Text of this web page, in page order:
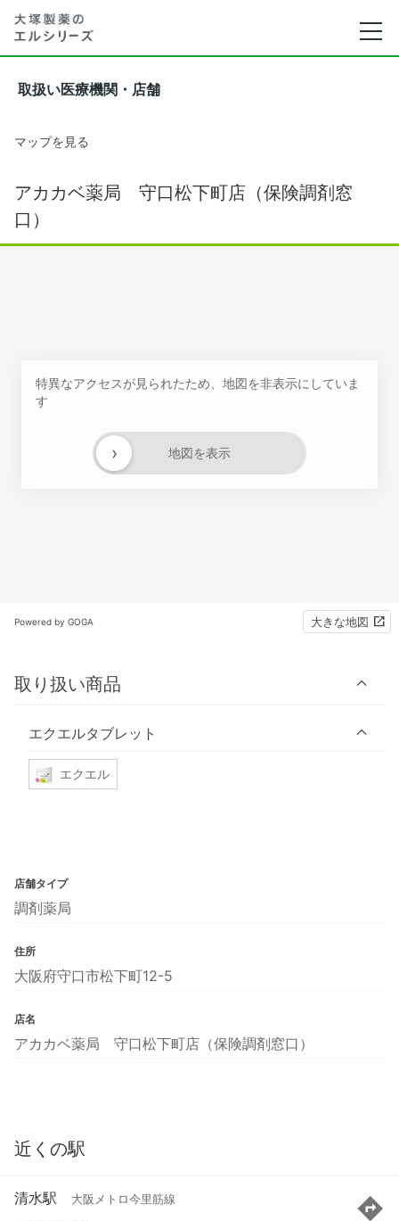
取扱い医療機関・店舗
マップを見る
アカカベ薬局 守口松下町店（保険調剤窓
口）
特異なアクセスが見られたため、地図を非表示にしていま
す
地図を表示
›
Powered by GOGA 大きな地図
取り扱い商品
エクエルタブレット
エクエル
店舗タイプ
調剤薬局
住所
大阪府守口市松下町12-5
店名
アカカベ薬局 守口松下町店（保険調剤窓口）
近くの駅
清水駅 大阪メトロ今里筋線